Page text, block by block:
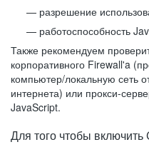
разрешение
работоспособность
Также рекомендуем
корпоративного Firewall'a
компьютер/локальную сеть
интернета) или прокси-
JavaScript.
Для того чтобы включить